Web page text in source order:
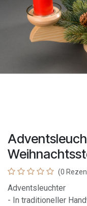
(0
Adventsleuchter
- In traditioneller